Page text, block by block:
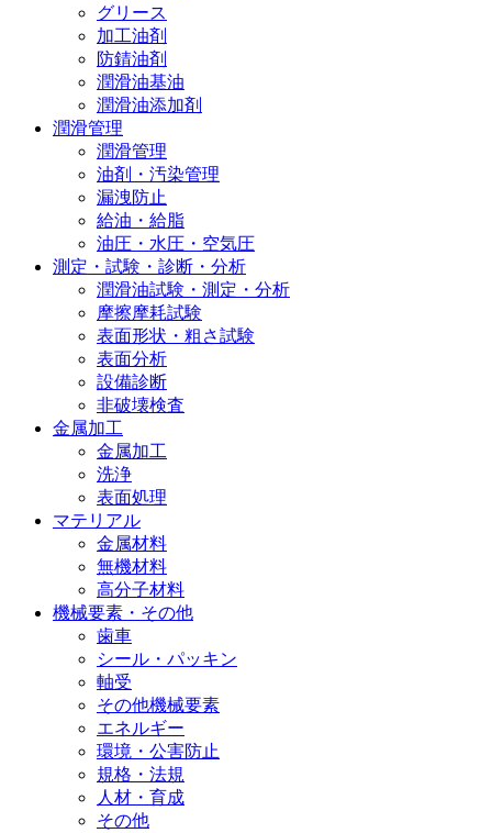
グリース
加工油剤
防錆油剤
潤滑油基油
潤滑油添加剤
潤滑管理
潤滑管理
油剤・汚染管理
漏洩防止
給油・給脂
油圧・水圧・空気圧
測定・試験・診断・分析
潤滑油試験・測定・分析
摩擦摩耗試験
表面形状・粗さ試験
表面分析
設備診断
非破壊検査
金属加工
金属加工
洗浄
表面処理
マテリアル
金属材料
無機材料
高分子材料
機械要素・その他
歯車
シール・パッキン
軸受
その他機械要素
エネルギー
環境・公害防止
規格・法規
人材・育成
その他